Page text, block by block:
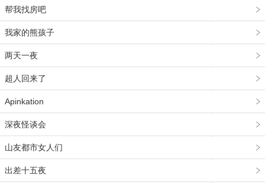
帮我找房吧
我家的熊孩子
两天一夜
超人回来了
Apinkation
深夜怪谈会
山友都市女人们
出差十五夜